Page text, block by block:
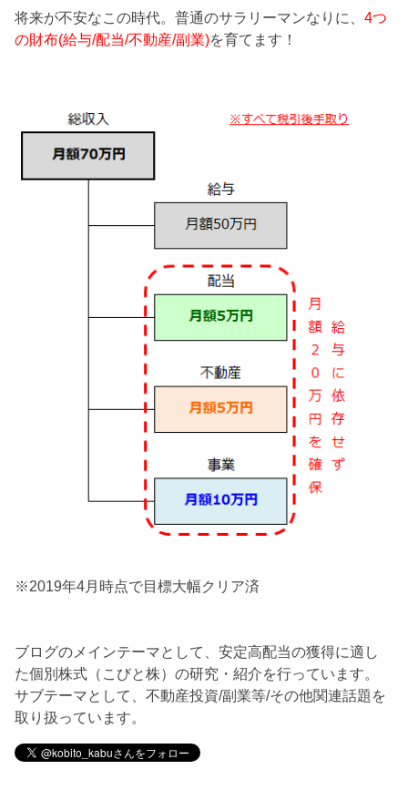
将来が不安なこの時代。普通のサラリーマンなりに、4つ
の財布(給与/配当/不動産/副業)を育てます！
※2019年4月時点で目標大幅クリア済
ブログのメインテーマとして、安定高配当の獲得に適し
た個別株式（こびと株）の研究・紹介を行っています。
サブテーマとして、不動産投資/副業等/その他関連話題を
取り扱っています。